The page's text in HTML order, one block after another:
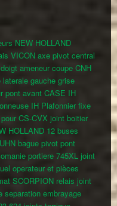
NEW HOLLAND
VICON axe pivot central
ameneur coupe CNH
laterale gauche grise
pont avant CASE IH
IH Plafonnier fixe
CS-CVX joint boitier
HOLLAND 12 buses
bague pivot pont
portiere 745XL joint
operateur et pièces
SCORPION relais joint
separation embrayage